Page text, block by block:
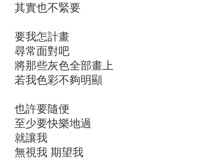
其實也不緊要
要我怎計畫
尋常面對吧
將那些灰色全部畫上
若我色彩不夠明顯
也許要隨便
至少要快樂地過
就讓我
無視我 期望我